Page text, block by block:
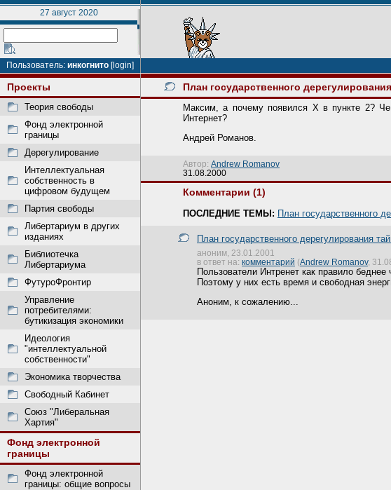
27 август 2020
Пользователь: инкогнито [login]
Проекты
Теория свободы
Фонд электронной
границы
Дерегулирование
Интеллектуальная
собственность в
цифровом будущем
Партия свободы
Либертариум в других
изданиях
Библиотечка
Либертариума
ФутуроФронтир
Управление
потребителями:
бутикизация экономики
Идеология
"интеллектуальной
собственности"
Экономика творчества
Свободный Кабинет
Союз "Либеральная
Хартия"
Фонд электронной
границы
Фонд электронной
границы: общие вопросы
План государственного
Максим, а почему появился X в пункте 2?
Интернет?
Андрей Романов.
Автор: Andrew Romanov
31.08.2000
Комментарии (1)
ПОСЛЕДНИЕ ТЕМЫ: План государственного
План государственного дерегулирования
аноним, 23.01.2001
в ответ на: комментарий (Andrew Romanov,
Пользователи Интренет как правило
Поэтому у них есть время и свободная
Аноним, к сожалению...